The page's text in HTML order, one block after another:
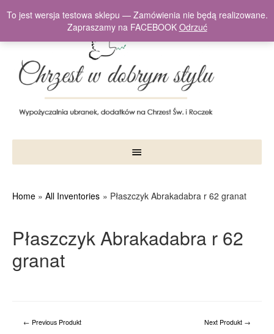
Home All Inventories Płaszczyk Abrakadabra r 62 granat
Płaszczyk Abrakadabra r 62
granat
← Previous Produkt Next Produkt →
To jest wersja testowa sklepu — Zamówienia nie będą realizowane.
Zapraszamy na FACEBOOK Odrzuć